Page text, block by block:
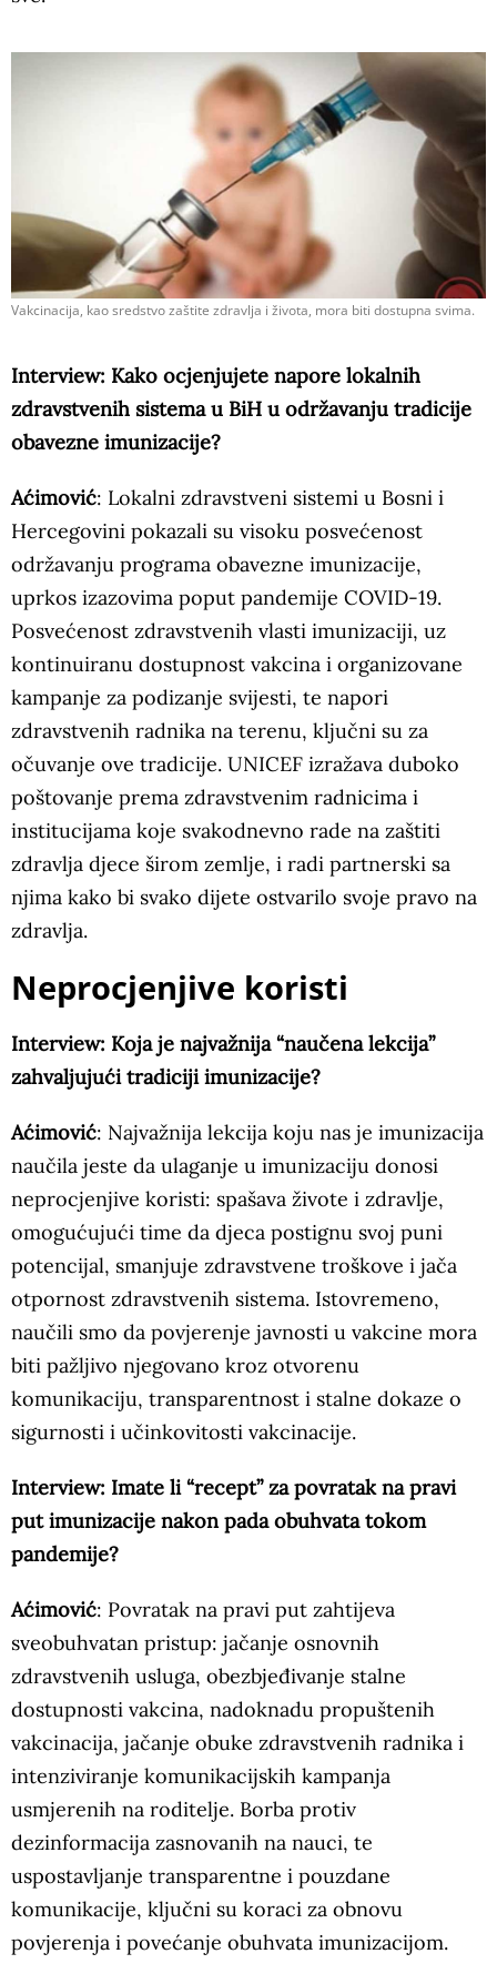
Vakcinacija, kao sredstvo zaštite zdravlja i života, mora biti dostupna svima.
Interview: Kako ocjenjujete napore lokalnih
zdravstvenih sistema u BiH u održavanju tradicije
obavezne imunizacije?
Aćimović: Lokalni zdravstveni sistemi u Bosni i
Hercegovini pokazali su visoku posvećenost
održavanju programa obavezne imunizacije,
uprkos izazovima poput pandemije COVID-19.
Posvećenost zdravstvenih vlasti imunizaciji, uz
kontinuiranu dostupnost vakcina i organizovane
kampanje za podizanje svijesti, te napori
zdravstvenih radnika na terenu, ključni su za
očuvanje ove tradicije. UNICEF izražava duboko
poštovanje prema zdravstvenim radnicima i
institucijama koje svakodnevno rade na zaštiti
zdravlja djece širom zemlje, i radi partnerski sa
njima kako bi svako dijete ostvarilo svoje pravo na
zdravlja.
Neprocjenjive koristi
Interview: Koja je najvažnija “naučena lekcija”
zahvaljujući tradiciji imunizacije?
Aćimović: Najvažnija lekcija koju nas je imunizacija
naučila jeste da ulaganje u imunizaciju donosi
neprocjenjive koristi: spašava živote i zdravlje,
omogućujući time da djeca postignu svoj puni
potencijal, smanjuje zdravstvene troškove i jača
otpornost zdravstvenih sistema. Istovremeno,
naučili smo da povjerenje javnosti u vakcine mora
biti pažljivo njegovano kroz otvorenu
komunikaciju, transparentnost i stalne dokaze o
sigurnosti i učinkovitosti vakcinacije.
Interview: Imate li “recept” za povratak na pravi
put imunizacije nakon pada obuhvata tokom
pandemije?
Aćimović: Povratak na pravi put zahtijeva
sveobuhvatan pristup: jačanje osnovnih
zdravstvenih usluga, obezbjeđivanje stalne
dostupnosti vakcina, nadoknadu propuštenih
vakcinacija, jačanje obuke zdravstvenih radnika i
intenziviranje komunikacijskih kampanja
usmjerenih na roditelje. Borba protiv
dezinformacija zasnovanih na nauci, te
uspostavljanje transparentne i pouzdane
komunikacije, ključni su koraci za obnovu
povjerenja i povećanje obuhvata imunizacijom.